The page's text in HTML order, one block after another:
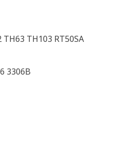
TH63 TH103 RT50SA
3306B